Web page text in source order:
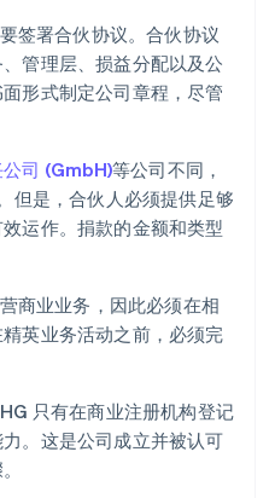
签署合伙协议。合伙协议
管理层、损益分配以及公
形式制定公司章程，尽管
司 (GmbH)等公司不同，
但是，合伙人必须提供足够
运作。捐款的金额和类型
商业业务，因此必须在相
英业务活动之前，必须完
只有在商业注册机构登记
。这是公司成立并被认可